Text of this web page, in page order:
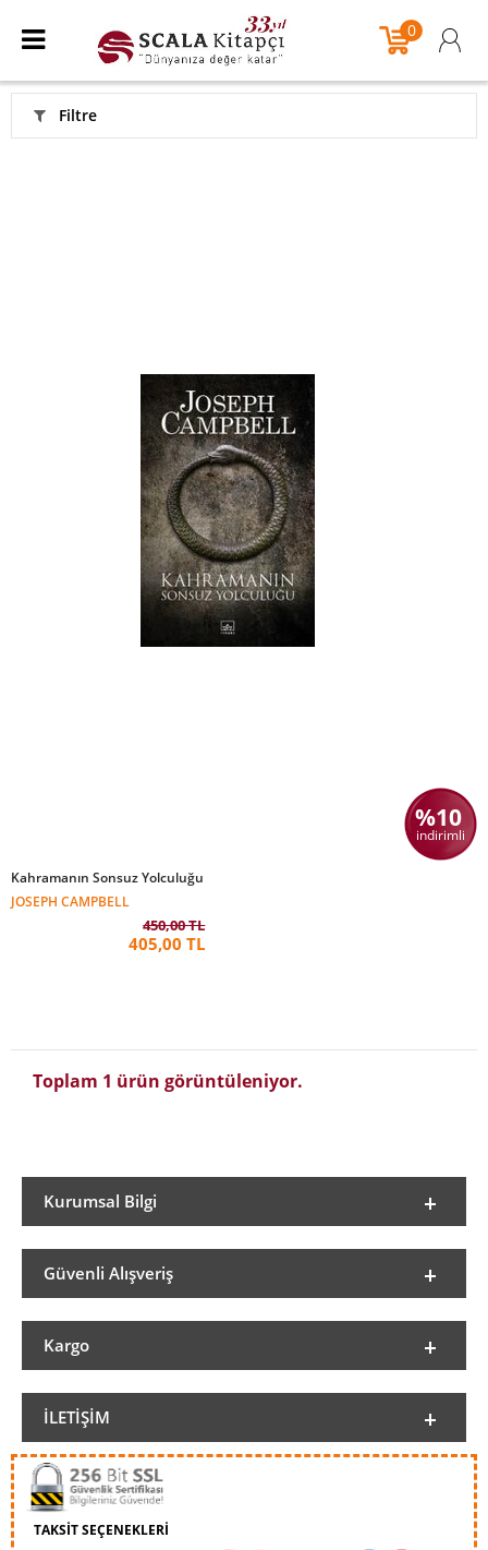
0
Filtre
%10
indirimli
Kahramanın Sonsuz Yolculuğu
JOSEPH CAMPBELL
450,00 TL
405,00 TL
Toplam 1 ürün görüntüleniyor.
Kurumsal Bilgi
Güvenli Alışveriş
Kargo
İLETIŞIM
TAKSİT SEÇENEKLERİ